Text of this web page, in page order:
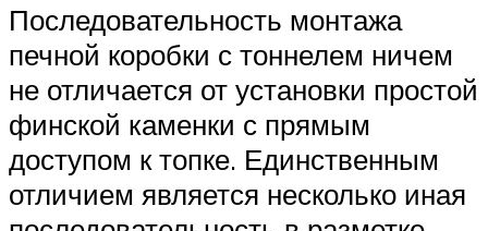
Последовательность монтажа
печной коробки с тоннелем ничем
не отличается от установки простой
финской каменки с прямым
доступом к топке. Единственным
отличием является несколько иная